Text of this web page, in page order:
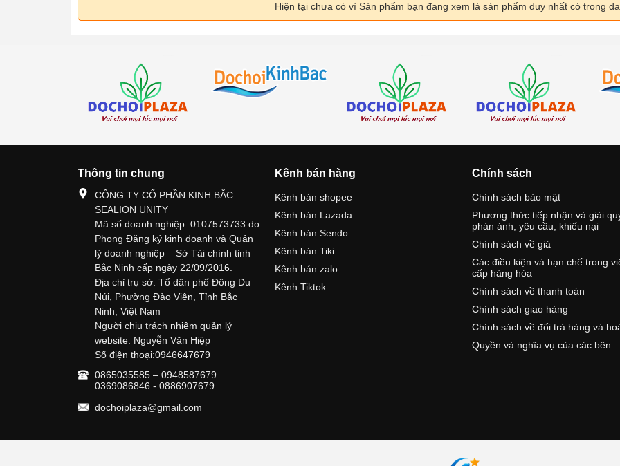
Hiện tại chưa có vì Sản phẩm bạn đang xem là sản phẩm duy nhất có trong
Thông tin chung
CÔNG TY CỔ PHẦN KINH BẮC
SEALION UNITY
Mã số doanh nghiệp: 0107573733 do
Phong Đăng ký kinh doanh và Quản
lý doanh nghiệp – Sở Tài chính tỉnh
Bắc Ninh cấp ngày 22/09/2016.
Địa chỉ trụ sở: Tổ dân phố Đông Du
Núi, Phường Đào Viên, Tỉnh Bắc
Ninh, Việt Nam
Người chịu trách nhiệm quản lý
website: Nguyễn Văn Hiệp
Số điện thoại:0946647679
0865035585 – 0948587679
0369086846 - 0886907679
dochoiplaza@gmail.com
Kênh bán hàng
Kênh bán shopee
Kênh bán Lazada
Kênh bán Sendo
Kênh bán Tiki
Kênh bán zalo
Kênh Tiktok
Chính sách
Chính sách bảo mật
Phương thức tiếp nhận và giải
phản ánh, yêu cầu, khiếu nại
Chính sách về giá
Các điều kiện và hạn chế trong
cấp hàng hóa
Chính sách về thanh toán
Chính sách giao hàng
Chính sách về đổi trả hàng và
Quyền và nghĩa vụ của các bên